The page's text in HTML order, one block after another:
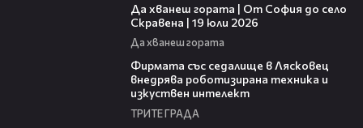
Да хванеш гората | От София до село
Скравена | 19 юли 2026
Да хванеш гората
Фирмата със седалище в Лясковец
внедрява роботизирана техника и
изкуствен интелект
ТРИТЕ ГРАДА